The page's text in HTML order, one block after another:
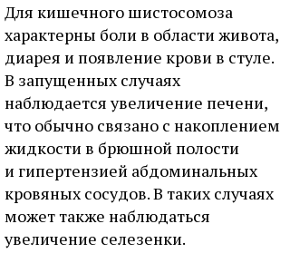
Для кишечного шистосомоза
характерны боли в области живота,
диарея и появление крови в стуле.
В запущенных случаях
наблюдается увеличение печени,
что обычно связано с накоплением
жидкости в брюшной полости
и гипертензией абдоминальных
кровяных сосудов. В таких случаях
может также наблюдаться
увеличение селезенки.